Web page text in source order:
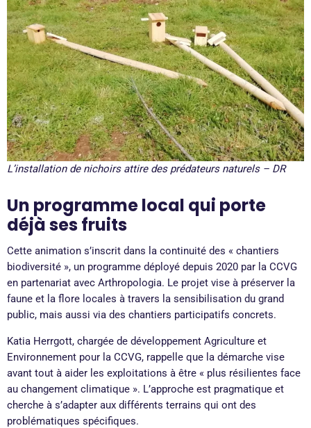
L’installation de nichoirs attire des prédateurs naturels – DR
Un programme local qui porte
déjà ses fruits
Cette animation s’inscrit dans la continuité des « chantiers
biodiversité », un programme déployé depuis 2020 par la CCVG
en partenariat avec Arthropologia. Le projet vise à préserver la
faune et la flore locales à travers la sensibilisation du grand
public, mais aussi via des chantiers participatifs concrets.
Katia Herrgott, chargée de développement Agriculture et
Environnement pour la CCVG, rappelle que la démarche vise
avant tout à aider les exploitations à être « plus résilientes face
au changement climatique ». L’approche est pragmatique et
cherche à s’adapter aux différents terrains qui ont des
problématiques spécifiques.